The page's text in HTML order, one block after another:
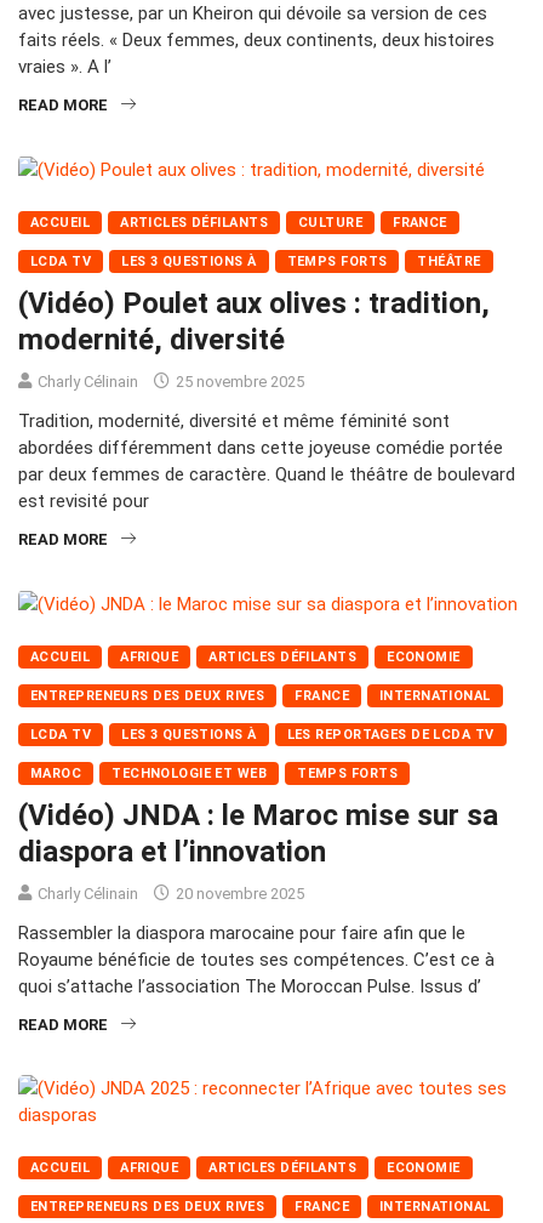
avec justesse, par un Kheiron qui dévoile sa version de ces
faits réels. « Deux femmes, deux continents, deux histoires
vraies ». A l’
READ MORE
ACCUEIL ARTICLES DÉFILANTS CULTURE FRANCE
LCDA TV LES 3 QUESTIONS À TEMPS FORTS THÉÂTRE
(Vidéo) Poulet aux olives : tradition,
modernité, diversité
Charly Célinain 25 novembre 2025
Tradition, modernité, diversité et même féminité sont
abordées différemment dans cette joyeuse comédie portée
par deux femmes de caractère. Quand le théâtre de boulevard
est revisité pour
READ MORE
ACCUEIL AFRIQUE ARTICLES DÉFILANTS ECONOMIE
ENTREPRENEURS DES DEUX RIVES FRANCE INTERNATIONAL
LCDA TV LES 3 QUESTIONS À LES REPORTAGES DE LCDA TV
MAROC TECHNOLOGIE ET WEB TEMPS FORTS
(Vidéo) JNDA : le Maroc mise sur sa
diaspora et l’innovation
Charly Célinain 20 novembre 2025
Rassembler la diaspora marocaine pour faire afin que le
Royaume bénéficie de toutes ses compétences. C’est ce à
quoi s’attache l’association The Moroccan Pulse. Issus d’
READ MORE
ACCUEIL AFRIQUE ARTICLES DÉFILANTS ECONOMIE
ENTREPRENEURS DES DEUX RIVES FRANCE INTERNATIONAL